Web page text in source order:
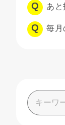
あと
毎月